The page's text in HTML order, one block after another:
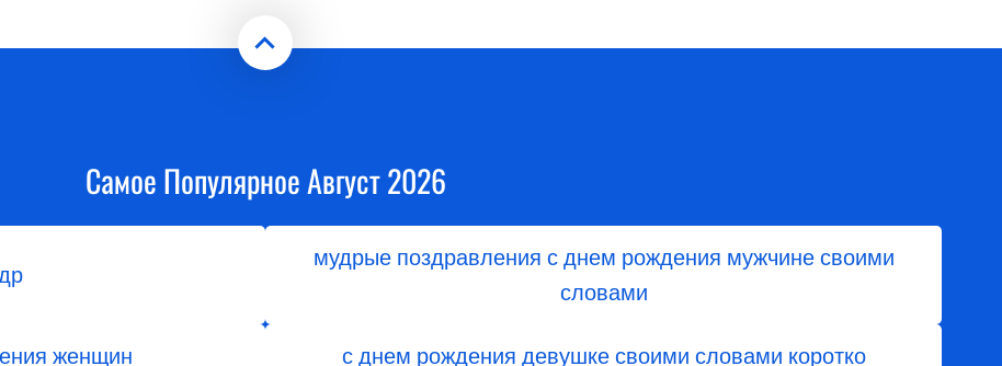
Самое Популярное Август 2026
мудрые поздравления с днем рождения мужчине своими
словами
женщин с днем рождения девушке своими словами коротко